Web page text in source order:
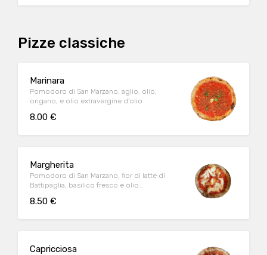
Pizze classiche
Marinara
Pomodoro di San Marzano, aglio, olio,
origano, e olio extravergine d'olio
8.00 €
Margherita
Pomodoro di San Marzano, fior di latte di
Battipaglia, basilico fresco e olio
8.50 €
Capricciosa